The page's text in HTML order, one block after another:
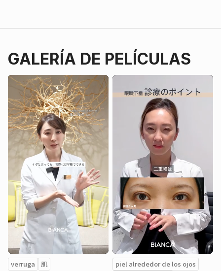
GALERÍA DE PELÍCULAS
verruga 肌
piel alrededor de los ojos